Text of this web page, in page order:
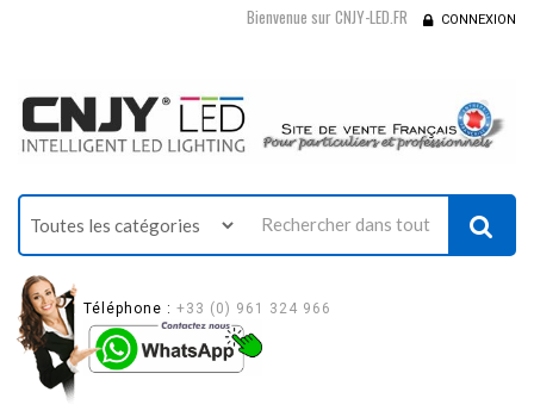
Bienvenue sur CNJY-LED.FR CONNEXION
Téléphone : +33 (0) 961 324 966